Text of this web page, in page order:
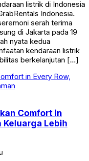
listrik di Indonesia
Indonesia.
serah terima
di Jakarta pada 19
nyata kedua
kendaraan listrik
berkelanjutan […]
Comfort in
Keluarga Lebih